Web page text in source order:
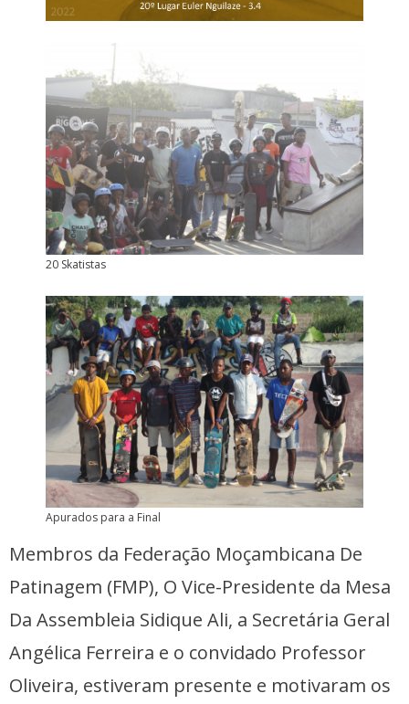
20 Skatistas
Apurados para a Final
Membros da Federação Moçambicana De
Patinagem (FMP), O Vice-Presidente da Mesa
Da Assembleia Sidique Ali, a Secretária Geral
Angélica Ferreira e o convidado Professor
Oliveira, estiveram presente e motivaram os